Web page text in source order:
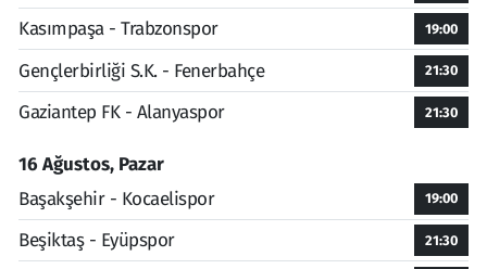
Kasımpaşa - Trabzonspor 19:00
Gençlerbirliği S.K. - Fenerbahçe 21:30
Gaziantep FK - Alanyaspor 21:30
16 Ağustos, Pazar
Başakşehir - Kocaelispor
19:00
Beşiktaş - Eyüpspor 21:30